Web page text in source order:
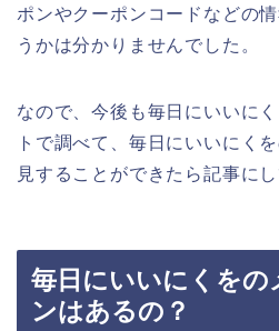
ポンやクーポンコードなどの
うかは分かりませんでした。
なので、今後も毎日にいいに
トで調べて、毎日にいいにく
見することができたら記事に
毎日にいいにくをの
ンはあるの？